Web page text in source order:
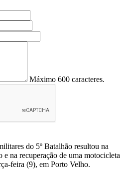
Máximo 600 caracteres.
do 5º Batalhão resultou na
e na recuperação de uma motocicleta
feira (9), em Porto Velho.